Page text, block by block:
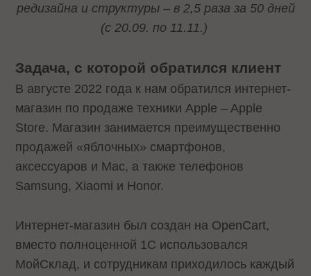
редизайна и структуры – в 2,5 раза за 50 дней
(с 20.09. по 11.11.)
Задача, с которой обратился клиент
В августе 2022 года к нам обратился интернет-
магазин по продаже техники Apple – Apple
Store. Магазин занимается преимущественно
продажей «яблочных» смартфонов,
аксессуаров и Mac, а также телефонов
Samsung, Xiaomi и Honor.
Интернет-магазин был создан на OpenCart,
вместо полноценной 1С использовался
МойСклад, и сотрудникам приходилось каждый